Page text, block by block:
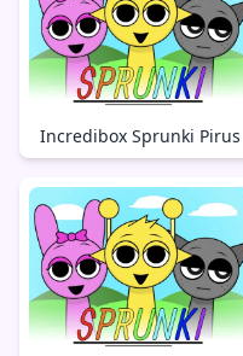
Incredibox Sprunki Pirus